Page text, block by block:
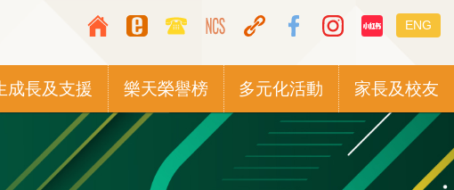
Top
Media
Icon
Button
switcher
ENG
成長及支援 樂天榮譽榜 多元化活動 家長及校友